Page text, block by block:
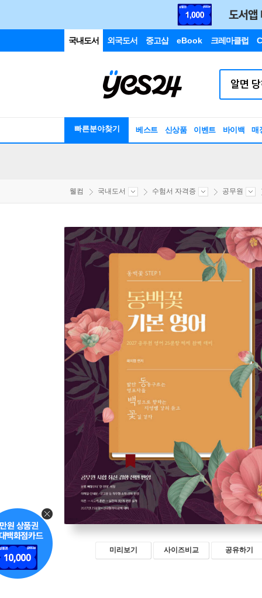
국내도서 외국도서 중고샵 eBook 크레마클럽
빠른분야찾기 베스트 신상품 이벤트 바이백 매
웰컴 국내도서 수험서 자격증 공무원
미리보기 사이즈비교 공유하기